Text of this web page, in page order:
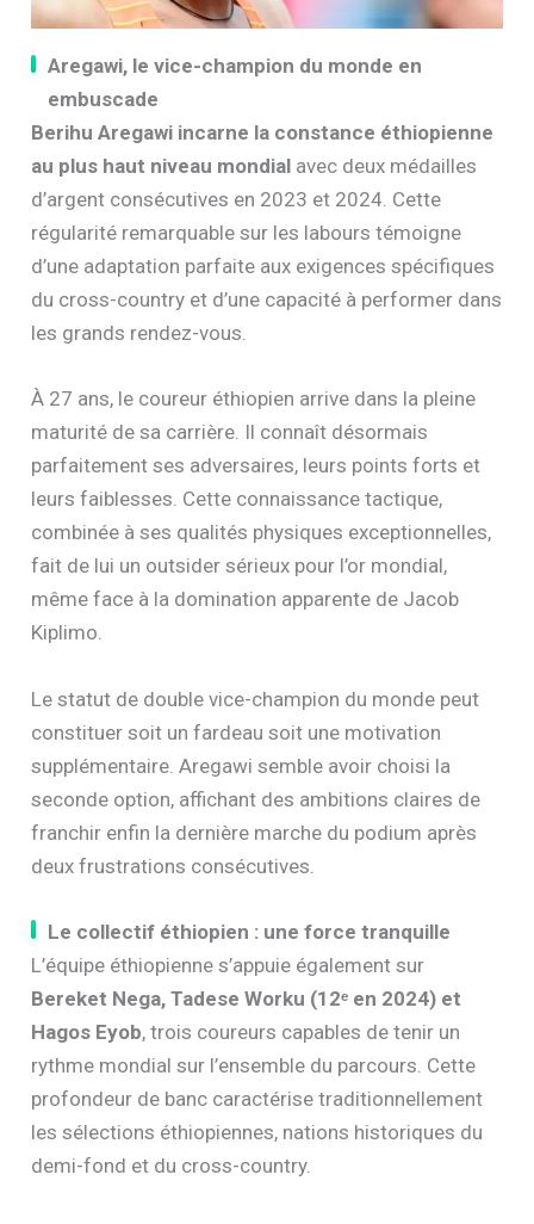
Aregawi, le vice-champion du monde en
embuscade
Berihu Aregawi incarne la constance éthiopienne
au plus haut niveau mondial avec deux médailles
d’argent consécutives en 2023 et 2024. Cette
régularité remarquable sur les labours témoigne
d’une adaptation parfaite aux exigences spécifiques
du cross-country et d’une capacité à performer dans
les grands rendez-vous.
À 27 ans, le coureur éthiopien arrive dans la pleine
maturité de sa carrière. Il connaît désormais
parfaitement ses adversaires, leurs points forts et
leurs faiblesses. Cette connaissance tactique,
combinée à ses qualités physiques exceptionnelles,
fait de lui un outsider sérieux pour l’or mondial,
même face à la domination apparente de Jacob
Kiplimo.
Le statut de double vice-champion du monde peut
constituer soit un fardeau soit une motivation
supplémentaire. Aregawi semble avoir choisi la
seconde option, affichant des ambitions claires de
franchir enfin la dernière marche du podium après
deux frustrations consécutives.
Le collectif éthiopien : une force tranquille
L’équipe éthiopienne s’appuie également sur
Bereket Nega, Tadese Worku (12ᵉ en 2024) et
Hagos Eyob, trois coureurs capables de tenir un
rythme mondial sur l’ensemble du parcours. Cette
profondeur de banc caractérise traditionnellement
les sélections éthiopiennes, nations historiques du
demi-fond et du cross-country.